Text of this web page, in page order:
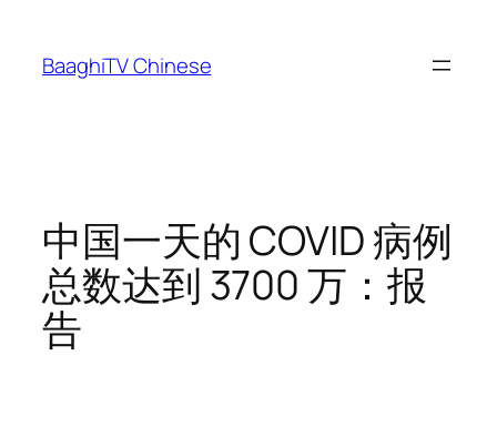
content
BaaghiTV Chinese
中国一天的 COVID 病例
总数达到 3700 万：报
告